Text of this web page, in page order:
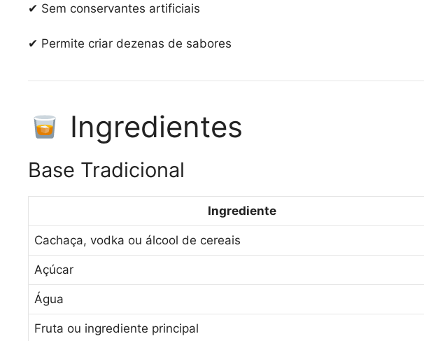
✔ Sem conservantes artificiais
✔ Permite criar dezenas de sabores
Ingredientes
Base Tradicional
Ingrediente
Cachaça, vodka ou álcool de cereais
Açúcar
Água
Fruta ou ingrediente principal